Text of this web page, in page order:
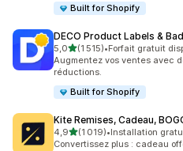
Built for Shopify
DECO Product Labels &
5,0étoile(s) sur 5
(1 515)
1515 avis au total
•Forfait gratuit
Augmentez vos ventes avec
réductions.
Built for Shopify
Kite Remises, Cadeau,
4,9étoile(s) sur 5
(1 019)
1019 avis au total
•Installation
Convertissez plus : cadeau